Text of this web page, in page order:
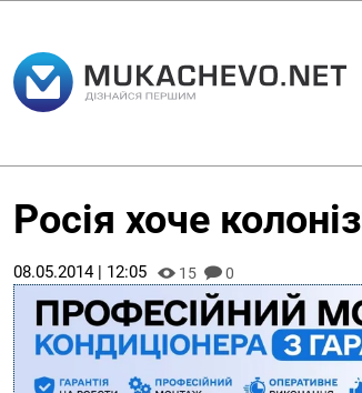
Росія хоче
08.05.2014 | 12:05 15 0